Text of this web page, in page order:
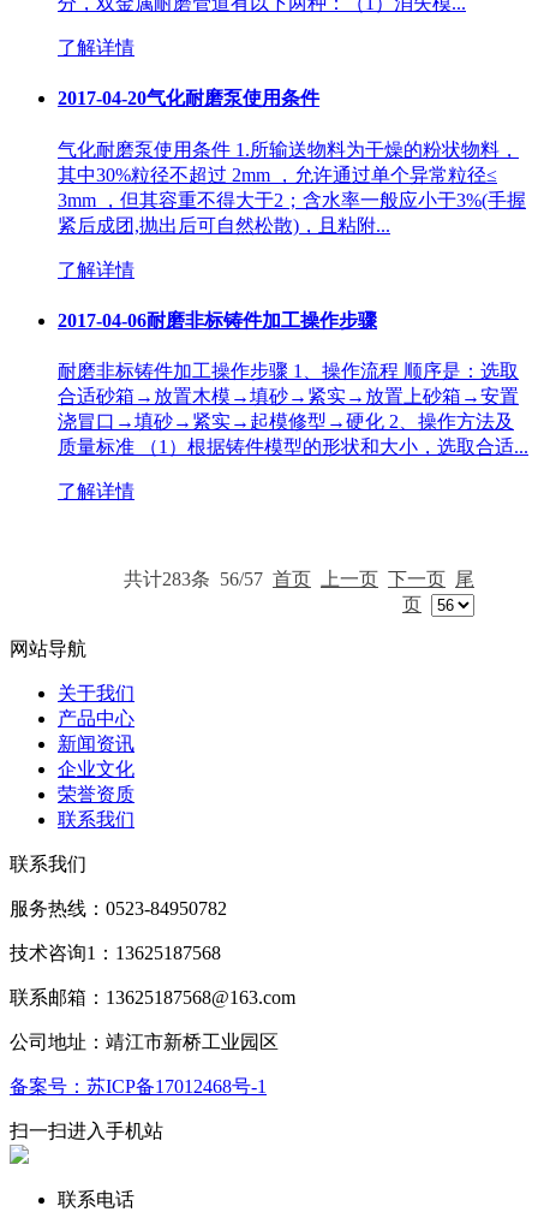
了解详情
2017-04-20气化耐磨泵使用条件
气化耐磨泵使用条件 1.所输送物料为干燥的粉状物料，
其中30%粒径不超过 2mm ，允许通过单个异常粒径≤
3mm ，但其容重不得大于2；含水率一般应小于3%(手握
紧后成团,抛出后可自然松散)，且粘附...
了解详情
2017-04-06耐磨非标铸件加工操作步骤
耐磨非标铸件加工操作步骤 1、操作流程 顺序是：选取
合适砂箱→放置木模→填砂→紧实→放置上砂箱→安置
浇冒口→填砂→紧实→起模修型→硬化 2、操作方法及
质量标准 （1）根据铸件模型的形状和大小，选取合适...
了解详情
共计283条 56/57 首页 上一页 下一页 尾
页
网站导航
关于我们
产品中心
新闻资讯
企业文化
荣誉资质
联系我们
联系我们
服务热线：0523-84950782
技术咨询1：13625187568
联系邮箱：13625187568@163.com
公司地址：靖江市新桥工业园区
备案号：苏ICP备17012468号-1
扫一扫进入手机站
联系电话